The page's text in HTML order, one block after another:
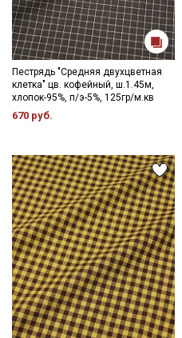
Пестрядь "Средняя двухцветная
клетка" цв. кофейный, ш.1.45м,
хлопок-95%, п/э-5%, 125гр/м.кв
670 руб.